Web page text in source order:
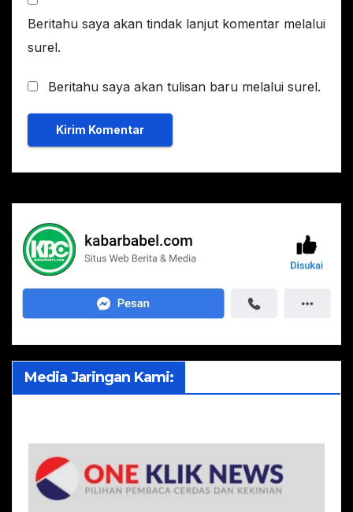
Beritahu saya akan tindak lanjut komentar melalui
surel.
Beritahu saya akan tulisan baru melalui surel.
Media Jaringan Kami: